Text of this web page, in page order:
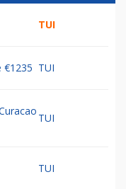
TUI
€1235 TUI
TUI
TUI